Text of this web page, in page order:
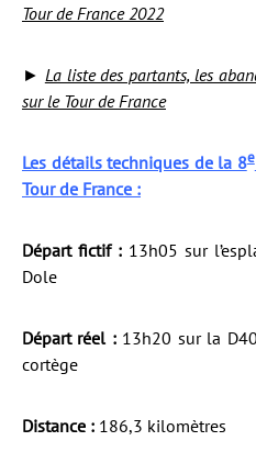
Tour de France 2022
► La liste des partants, les
sur le Tour de France
Les détails techniques de la 8e
Tour de France :
Départ fictif :13h05 sur
Dole
Départ réel : 13h20 sur la
cortège
Distance : 186,3 kilomètres